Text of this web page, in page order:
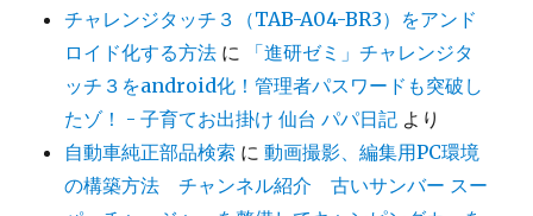
チャレンジタッチ３（TAB-A04-BR3）をアンド
ロイド化する方法 に
「進研ゼミ」チャレンジタ
ッチ３をandroid化！管理者パスワードも突破し
たゾ！ - 子育てお出掛け 仙台 パパ日記 より
自動車純正部品検索 に動画撮影、編集用PC環境
の構築方法 チャンネル紹介 古いサンバー スー